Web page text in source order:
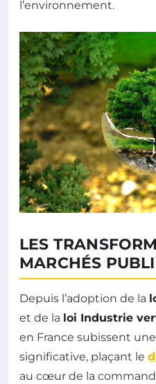
l’environnement.
LES
MARCHÉS
Depuis l’adoption de la
et de la loi Industrie
en France subissent
significative, plaçant le
au cœur de la